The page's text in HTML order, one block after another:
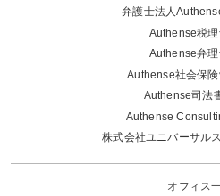
弁護士法人
Authense税理
Authense弁理
Authense社会保険
Authense司法
Authense
株式会社ユニバーサル
オフィス